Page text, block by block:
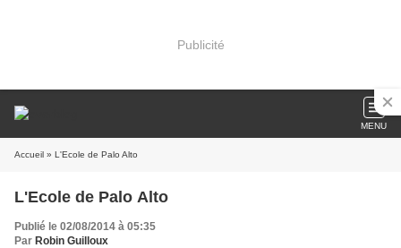
Publicité
MENU
Accueil » L'Ecole de Palo Alto
L'Ecole de Palo Alto
Publié le 02/08/2014 à 05:35
Par Robin Guilloux